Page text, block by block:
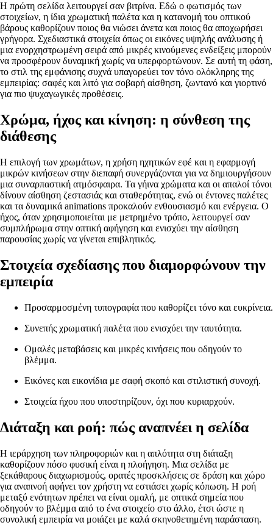
Η πρώτη σελίδα λειτουργεί σαν βιτρίνα. Εδώ ο φωτισμός των
στοιχείων, η ίδια χρωματική παλέτα και η κατανομή του οπτικού
βάρους καθορίζουν ποιος θα νιώσει άνετα και ποιος θα αποχωρήσει
γρήγορα. Σχεδιαστικά στοιχεία όπως οι εικόνες υψηλής ανάλυσης ή
μια ενορχηστρωμένη σειρά από μικρές κινούμενες ενδείξεις μπορούν
να προσφέρουν δυναμική χωρίς να υπερφορτώνουν. Σε αυτή τη φάση,
το στιλ της εμφάνισης συχνά υπαγορεύει τον τόνο ολόκληρης της
εμπειρίας: σαφές και λιτό για σοβαρή αίσθηση, ζωντανό και γιορτινό
για πιο ψυχαγωγικές προθέσεις.
Χρώμα, ήχος και κίνηση: η σύνθεση της
διάθεσης
Η επιλογή των χρωμάτων, η χρήση ηχητικών εφέ και η εφαρμογή
μικρών κινήσεων στην διεπαφή συνεργάζονται για να δημιουργήσουν
μια συναρπαστική ατμόσφαιρα. Τα γήινα χρώματα και οι απαλοί τόνοι
δίνουν αίσθηση ζεστασιάς και σταθερότητας, ενώ οι έντονες παλέτες
και τα δυναμικά animations προκαλούν ενθουσιασμό και ενέργεια. Ο
ήχος, όταν χρησιμοποιείται με μετρημένο τρόπο, λειτουργεί σαν
συμπλήρωμα στην οπτική αφήγηση και ενισχύει την αίσθηση
παρουσίας χωρίς να γίνεται επιβλητικός.
Στοιχεία σχεδίασης που διαμορφώνουν την
εμπειρία
Προσαρμοσμένη τυπογραφία που καθορίζει τόνο και ευκρίνεια.
Συνεπής χρωματική παλέτα που ενισχύει την ταυτότητα.
Ομαλές μεταβάσεις και μικρές κινήσεις που οδηγούν το
βλέμμα.
Εικόνες και εικονίδια με σαφή σκοπό και στιλιστική συνοχή.
Στοιχεία ήχου που υποστηρίζουν, όχι που κυριαρχούν.
Διάταξη και ροή: πώς αναπνέει η σελίδα
Η ιεράρχηση των πληροφοριών και η απλότητα στη διάταξη
καθορίζουν πόσο φυσική είναι η πλοήγηση. Μια σελίδα με
ξεκάθαρους διαχωρισμούς, ορατές προσκλήσεις σε δράση και χώρο
για αναπνοή αφήνει τον χρήστη να εστιάσει χωρίς κόπωση. Η ροή
μεταξύ ενότητων πρέπει να είναι ομαλή, με οπτικά σημεία που
οδηγούν το βλέμμα από το ένα στοιχείο στο άλλο, έτσι ώστε η
συνολική εμπειρία να μοιάζει με καλά σκηνοθετημένη παράσταση.